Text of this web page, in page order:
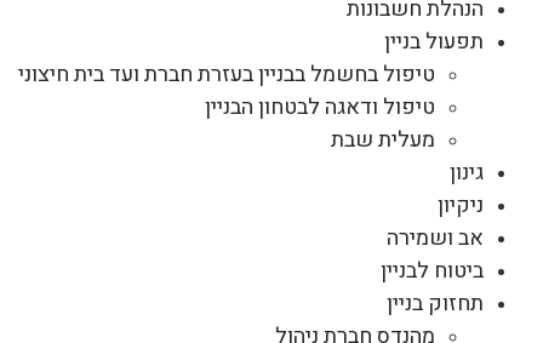
הנהלת חשבונות
תפעול בניין
טיפול בחשמל בבניין בעזרת חברת ועד בית חיצוני
טיפול ודאגה לבטחון הבניין
מעלית שבת
גינון
ניקיון
אב ושמירה
ביטוח לבניין
תחזוק בניין
מהנדס חברת ניהול